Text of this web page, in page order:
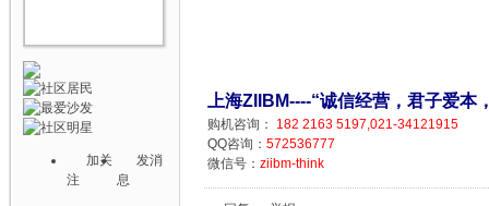
加关
注
发消
息
上海ZIIBM----“诚信经营，君子爱本
购机咨询：
182 2163 5197,021-34121915
QQ咨询： 572536777
微信号： ziibm-think